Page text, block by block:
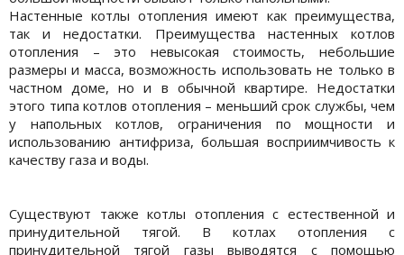
Настенные котлы отопления имеют как преимущества,
так и недостатки. Преимущества настенных котлов
отопления – это невысокая стоимость, небольшие
размеры и масса, возможность использовать не только в
частном доме, но и в обычной квартире. Недостатки
этого типа котлов отопления – меньший срок службы, чем
у напольных котлов, ограничения по мощности и
использованию антифриза, большая восприимчивость к
качеству газа и воды.
Существуют также котлы отопления с естественной и
принудительной тягой. В котлах отопления с
принудительной тягой газы выводятся с помощью